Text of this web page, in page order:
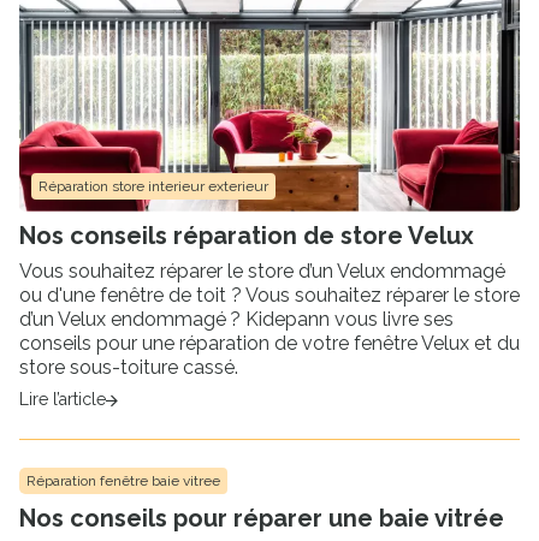
Réparation store interieur exterieur
Nos conseils réparation de store Velux
Vous souhaitez réparer le store d’un Velux endommagé
ou d'une fenêtre de toit ? Vous souhaitez réparer le store
d’un Velux endommagé ? Kidepann vous livre ses
conseils pour une réparation de votre fenêtre Velux et du
store sous-toiture cassé.
Lire l’article
Réparation fenêtre baie vitree
Nos conseils pour réparer une baie vitrée